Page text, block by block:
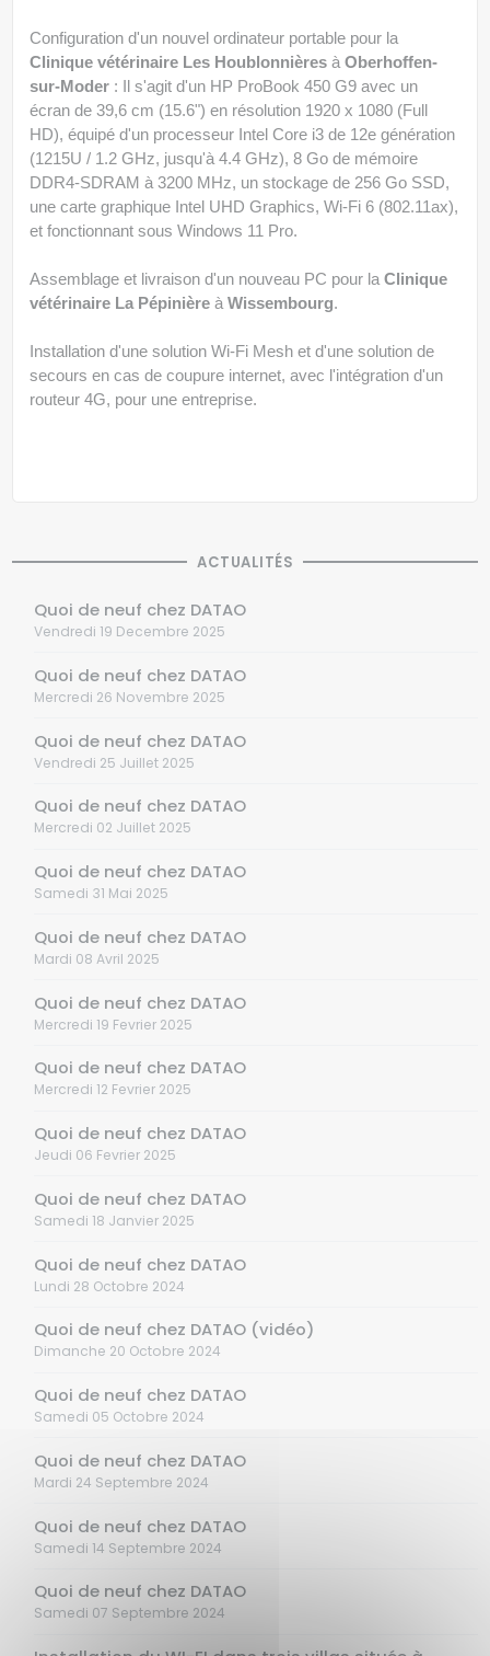
Configuration d'un nouvel ordinateur portable pour la
Clinique vétérinaire Les Houblonnières àOberhoffen-
sur-Moder : Il s'agit d'un HP ProBook 450 G9 avec un
écran de 39,6 cm (15.6") en résolution 1920 x 1080 (Full
HD), équipé d'un processeur Intel Core i3 de 12e génération
(1215U / 1.2 GHz, jusqu'à 4.4 GHz), 8 Go de mémoire
DDR4-SDRAM à 3200 MHz, un stockage de 256 Go SSD,
une carte graphique Intel UHD Graphics, Wi-Fi 6 (802.11ax),
et fonctionnant sous Windows 11 Pro.
Assemblage et livraison d'un nouveau PC pour laClinique
vétérinaire La Pépinière àWissembourg.
Installation d'une solution Wi-Fi Mesh et d'une solution de
secours en cas de coupure internet, avec l'intégration d'un
routeur 4G, pour une entreprise.
ACTUALITÉS
Quoi de neuf chez DATAO
Vendredi 19 Decembre 2025
Quoi de neuf chez DATAO
Mercredi 26 Novembre 2025
Quoi de neuf chez DATAO
Vendredi 25 Juillet 2025
Quoi de neuf chez DATAO
Mercredi 02 Juillet 2025
Quoi de neuf chez DATAO
Samedi 31 Mai 2025
Quoi de neuf chez DATAO
Mardi 08 Avril 2025
Quoi de neuf chez DATAO
Mercredi 19 Fevrier 2025
Quoi de neuf chez DATAO
Mercredi 12 Fevrier 2025
Quoi de neuf chez DATAO
Jeudi 06 Fevrier 2025
Quoi de neuf chez DATAO
Samedi 18 Janvier 2025
Quoi de neuf chez DATAO
Lundi 28 Octobre 2024
Quoi de neuf chez DATAO (vidéo)
Dimanche 20 Octobre 2024
Quoi de neuf chez DATAO
Samedi 05 Octobre 2024
Quoi de neuf chez DATAO
Mardi 24 Septembre 2024
Quoi de neuf chez DATAO
Samedi 14 Septembre 2024
Quoi de neuf chez DATAO
Samedi 07 Septembre 2024